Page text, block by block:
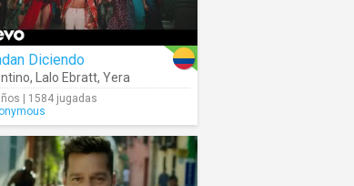
Diciendo
, Lalo Ebratt, Yera
| 1584 jugadas